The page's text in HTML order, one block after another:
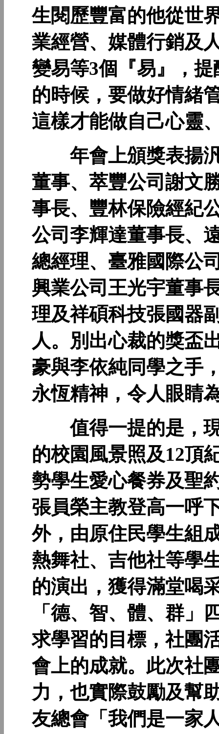
生閱歷豐富的他從世
業經營、媒體行銷及
變易等3個『易』，
的時候，要做好情緒
這樣才能做自己心靈
年會上頒獎表揚汎
董事、萃豐公司謝文
事長、豐林保險經紀
公司李輝達董事長、
總經理、臺雅國際公
興業公司王光宇董事
理及祥碩科技張國器
人。別出心裁的獎盃
豪與李依純同學之手
永恆精神，令人眼睛
值得一提的是，現
的校園風景照及12頂
勢學生愛心餐券及聖
張員榮主教登高一呼
外，由原住民學生組
熱舞社、吉他社等學
的演出，獲得滿堂喝
「德、智、體、群」
求學習的目標，社團
會上的成就。此次社
力，也實際鼓勵及幫
友總會「我們是一家